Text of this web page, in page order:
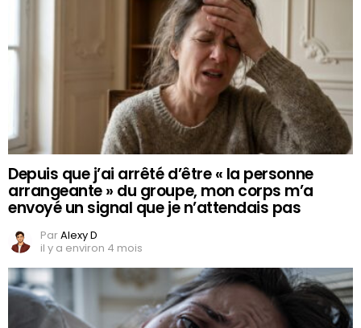
Depuis que j’ai arrêté d’être « la personne
arrangeante » du groupe, mon corps m’a
envoyé un signal que je n’attendais pas
ParAlexy D
il y a environ 4 mois